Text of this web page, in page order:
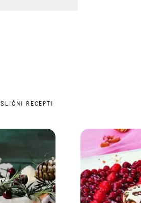
SLIČNI RECEPTI